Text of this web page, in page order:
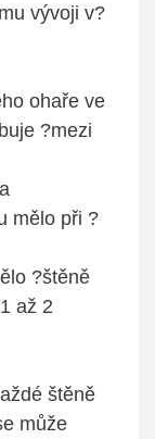
vývoji v?
ohaře ve
?mezi
mělo při ?
?štěně
až 2
štěně
může